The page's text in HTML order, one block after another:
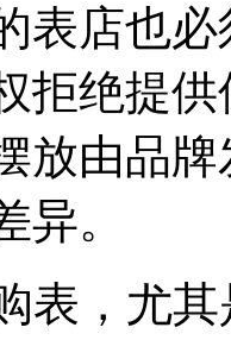
表店也
拒绝提
放由品
异。
表，尤其